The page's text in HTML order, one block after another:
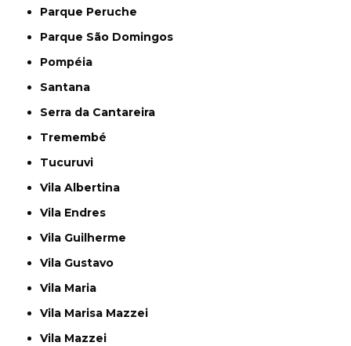
Parque Peruche
Parque São Domingos
Pompéia
Santana
Serra da Cantareira
Tremembé
Tucuruvi
Vila Albertina
Vila Endres
Vila Guilherme
Vila Gustavo
Vila Maria
Vila Marisa Mazzei
Vila Mazzei